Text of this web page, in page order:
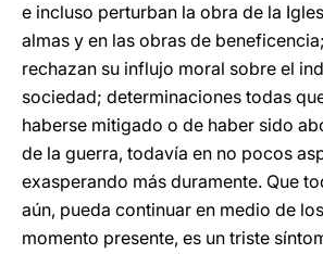
e incluso perturban la obra de la
almas y en las obras de
rechazan su influjo moral sobre el
sociedad; determinaciones todas
haberse mitigado o de haber sido
de la guerra, todavía en no pocos
exasperando más duramente. Que
aún, pueda continuar en medio de
momento presente, es un triste